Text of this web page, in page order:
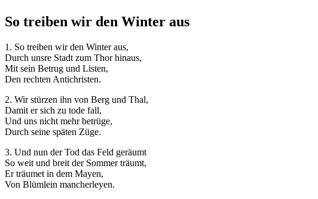
So treiben wir den Winter aus
1. So treiben wir den Winter aus,
Durch unsre Stadt zum Thor hinaus,
Mit sein Betrug und Listen,
Den rechten Antichristen.
2. Wir stürzen ihn von Berg und Thal,
Damit er sich zu tode fall,
Und uns nicht mehr betrüge,
Durch seine späten Züge.
3. Und nun der Tod das Feld geräumt
So weit und breit der Sommer träumt,
Er träumet in dem Mayen,
Von Blümlein mancherleyen.